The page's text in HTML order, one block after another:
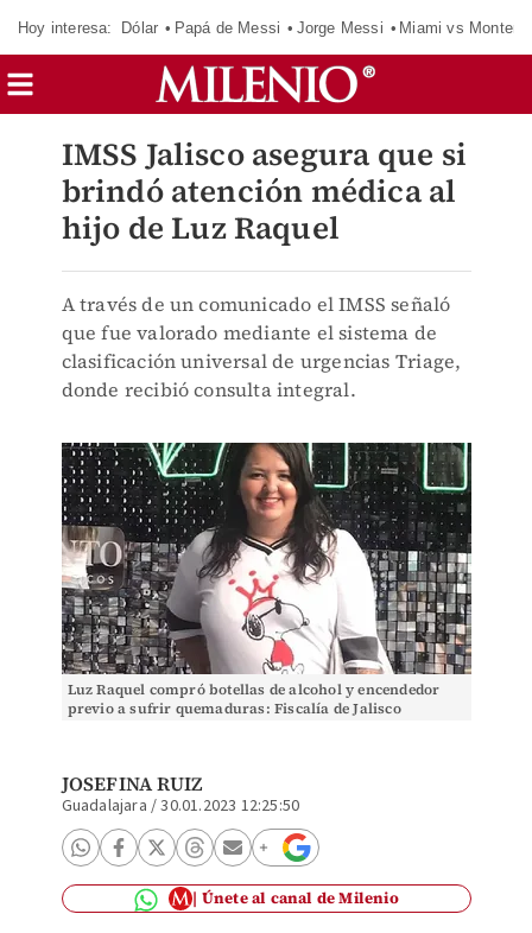
Hoy interesa: Dólar Papá de Messi Jorge Messi Miami vs
IMSS Jalisco asegura que si
brindó atención médica al
hijo de Luz Raquel
A través de un comunicado el IMSS señaló
que fue valorado mediante el sistema de
clasificación universal de urgencias Triage,
donde recibió consulta integral.
Luz Raquel compró botellas de alcohol y encendedor
previo a sufrir quemaduras: Fiscalía de Jalisco
JOSEFINA RUIZ
Guadalajara /30.01.2023 12:25:50
Únete al canal de Milenio